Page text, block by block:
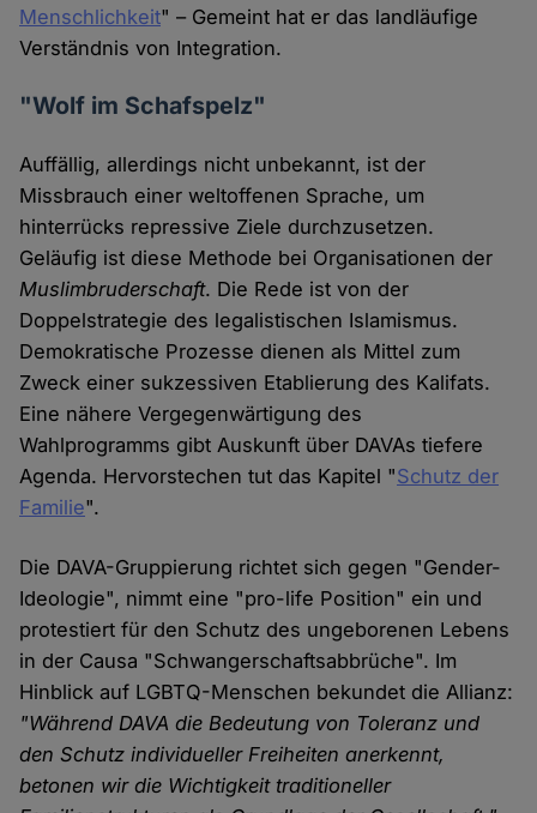
Menschlichkeit" – Gemeint hat er das landläufige
Verständnis von Integration.
"Wolf im Schafspelz"
Auffällig, allerdings nicht unbekannt, ist der
Missbrauch einer weltoffenen Sprache, um
hinterrücks repressive Ziele durchzusetzen.
Geläufig ist diese Methode bei Organisationen der
Muslimbruderschaft. Die Rede ist von der
Doppelstrategie des legalistischen Islamismus.
Demokratische Prozesse dienen als Mittel zum
Zweck einer sukzessiven Etablierung des Kalifats.
Eine nähere Vergegenwärtigung des
Wahlprogramms gibt Auskunft über DAVAs tiefere
Agenda. Hervorstechen tut das Kapitel "Schutz der
Familie".
Die DAVA-Gruppierung richtet sich gegen "Gender-
Ideologie", nimmt eine "pro-life Position" ein und
protestiert für den Schutz des ungeborenen Lebens
in der Causa "Schwangerschaftsabbrüche". Im
Hinblick auf LGBTQ-Menschen bekundet die Allianz:
"Während DAVA die Bedeutung von Toleranz und
den Schutz individueller Freiheiten anerkennt,
betonen wir die Wichtigkeit traditioneller